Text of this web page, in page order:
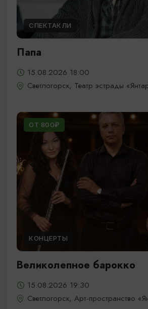
СПЕКТАКЛИ
Папа
15.08.2026 18:00
Светлогорск, Театр эстрады
ОТ 800₽
КОНЦЕРТЫ
Великолепное барокко
15.08.2026 19:30
Светлогорск, Арт-пространство